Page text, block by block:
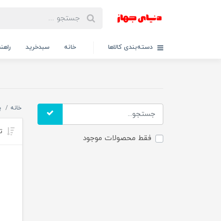
دسته‌بندی کالاها خانه سبدخرید
فقط محصولات موجود
خانه